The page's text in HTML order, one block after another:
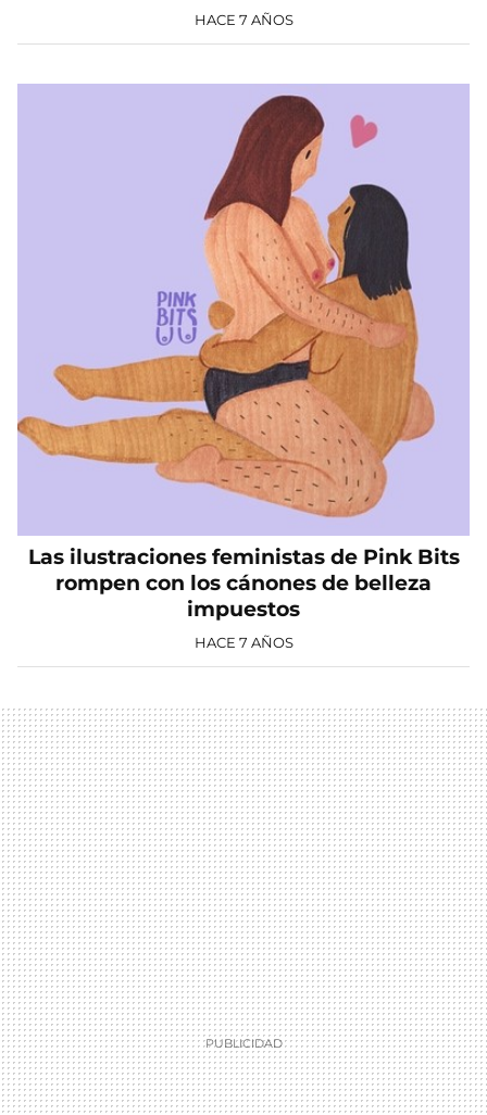
HACE 7 AÑOS
Las ilustraciones feministas de Pink Bits
rompen con los cánones de belleza
impuestos
HACE 7 AÑOS